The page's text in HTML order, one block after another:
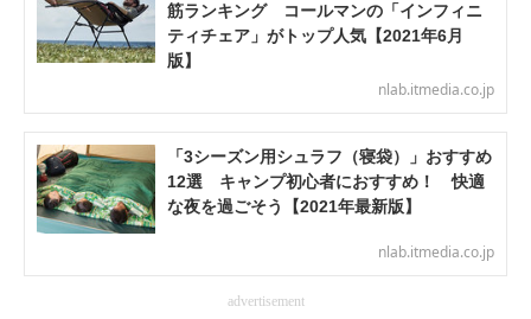
製造業のIT導入・活用を支援
エレクトロニクス専門サイト
電子設計の基本と応用
エネルギーの専門メディア
筋ランキング コールマンの「インフィニ
ティチェア」がトップ人気【2021年6月
版】
nlab.itmedia.co.jp
「3シーズン用シュラフ（寝袋）」おすすめ
12選 キャンプ初心者におすすめ！ 快適
な夜を過ごそう【2021年最新版】
nlab.itmedia.co.jp
advertisement